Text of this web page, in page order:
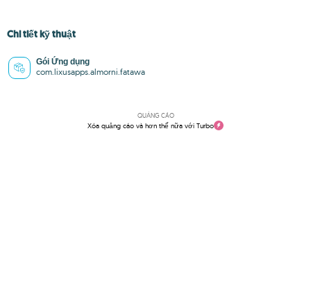
Chi tiết kỹ thuật
Gói Ứng dụng
com.lixusapps.almorni.fatawa
QUẢNG CÁO
Xóa quảng cáo và hơn thế nữa với Turbo